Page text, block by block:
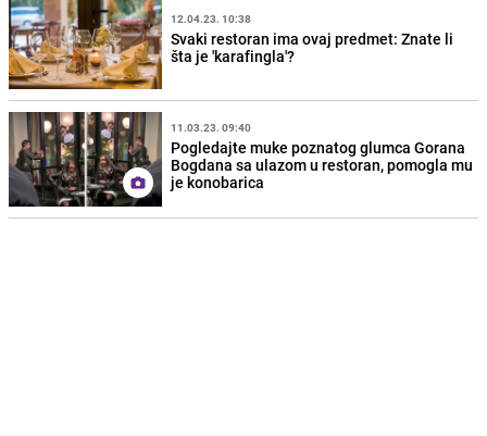
12.04.23. 10:38
Svaki restoran ima ovaj predmet: Znate li
šta je 'karafingla'?
11.03.23. 09:40
Pogledajte muke poznatog glumca Gorana
Bogdana sa ulazom u restoran, pomogla mu
je konobarica